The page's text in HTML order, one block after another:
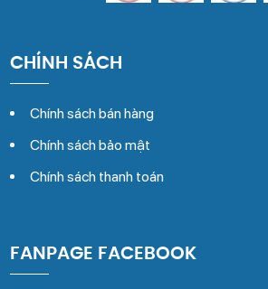
CHÍNH SÁCH
Chính sách bán hàng
Chính sách bảo mật
Chính sách thanh toán
FANPAGE FACEBOOK